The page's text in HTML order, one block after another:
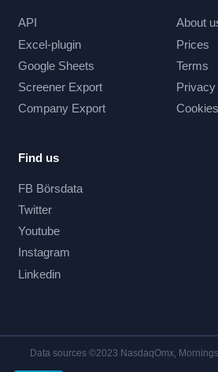
API
Excel-plugin
Google Sheets
Screener Export
Company Export
About
Prices
Terms
Privacy
Cookies
Find us
FB Börsdata
Twitter
Youtube
Instagram
Linkedin
Data sources ©2023 NasdaqOmx,